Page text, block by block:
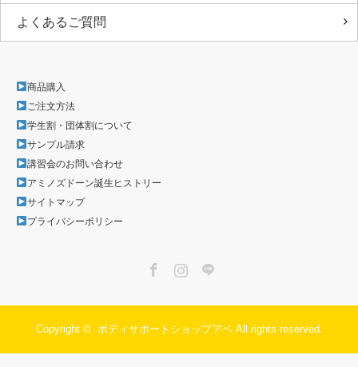
よくあるご質問
商品購入
ご注文方法
学生割・団体割について
サンプル請求
講習会のお問い合わせ
アミノズドーン誕生ヒストリー
サイトマップ
プライバシーポリシー
Copyright © ボディサポートショップアベAll rights reserved.